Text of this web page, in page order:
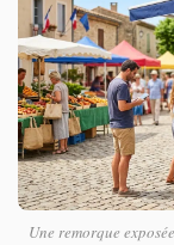
Une remorque